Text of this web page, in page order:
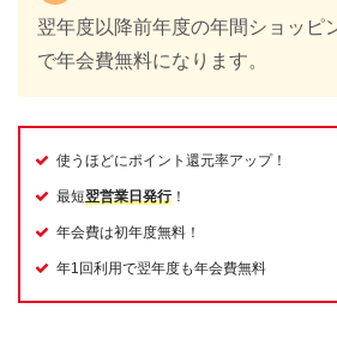
翌年度以降前年度の年間ショッピ
で年会費無料になります。
使うほどにポイント還元率アップ！
最短翌営業日発行！
年会費は初年度無料！
年1回利用で翌年度も年会費無料